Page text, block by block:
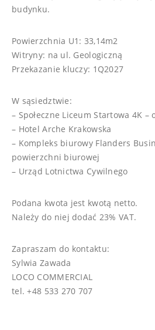
budynku.
Powierzchnia U1: 33,14m2
Witryny: na ul. Geologiczną
Przekazanie kluczy: 1Q2027
W sąsiedztwie:
– Społeczne Liceum Startowa 4K –
– Hotel Arche Krakowska
– Kompleks biurowy Flanders
powierzchni biurowej
– Urząd Lotnictwa Cywilnego
Podana kwota jest kwotą netto.
Należy do niej dodać 23% VAT.
Zapraszam do kontaktu:
Sylwia Zawada
LOCO COMMERCIAL
tel. +48 533 270 707